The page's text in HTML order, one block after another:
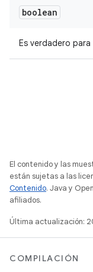
boolean
Es verdadero
El contenido y las
están sujetas a las
Contenido. Java y
afiliados.
Última actualización:
COMPILACIÓN